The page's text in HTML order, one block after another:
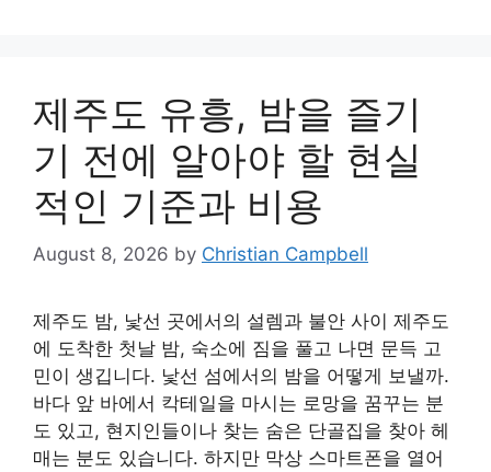
제주도 유흥, 밤을 즐기
기 전에 알아야 할 현실
적인 기준과 비용
August 8, 2026 by Christian Campbell
제주도 밤, 낯선 곳에서의 설렘과 불안 사이 제주도
에 도착한 첫날 밤, 숙소에 짐을 풀고 나면 문득 고
민이 생깁니다. 낯선 섬에서의 밤을 어떻게 보낼까.
바다 앞 바에서 칵테일을 마시는 로망을 꿈꾸는 분
도 있고, 현지인들이나 찾는 숨은 단골집을 찾아 헤
매는 분도 있습니다. 하지만 막상 스마트폰을 열어